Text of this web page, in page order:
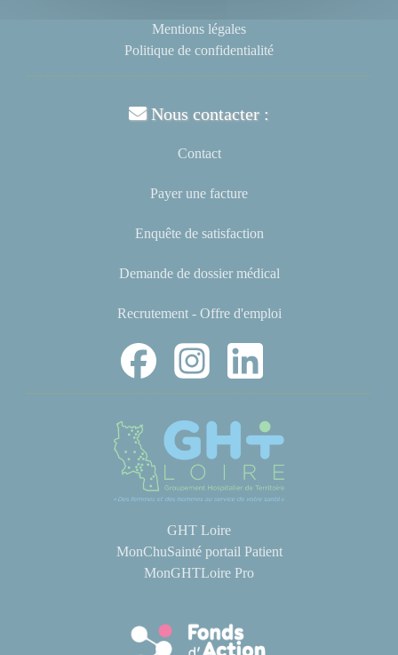
Mentions légales
Politique de confidentialité
Nous contacter :
Contact
Payer une facture
Enquête de satisfaction
Demande de dossier médical
Recrutement - Offre d'emploi
GHT Loire
MonChuSainté portail Patient
MonGHTLoire Pro